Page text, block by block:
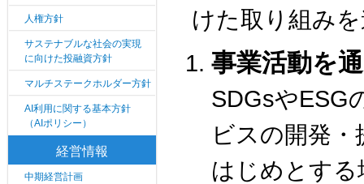
人権方針
サステナブルな社会の実現
に向けた投融資方針
マルチステークホルダー方針
AI利用に関する基本方針
（AIポリシー）
経営情報
中期経営計画
けた取り組み
事業活動を
SDGsやESG
ビスの開発
はじめとす